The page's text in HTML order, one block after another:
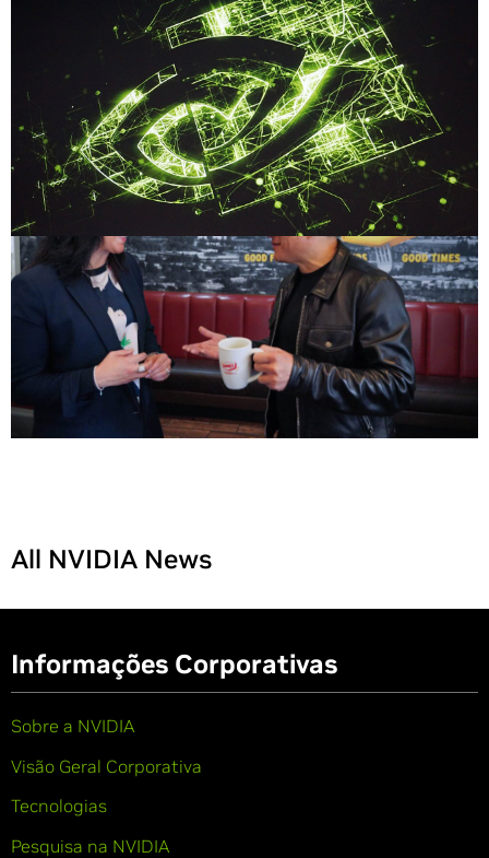
Compartilhe
All NVIDIA News
Informações Corporativas
Sobre a NVIDIA
Visão Geral Corporativa
Tecnologias
Pesquisa na NVIDIA